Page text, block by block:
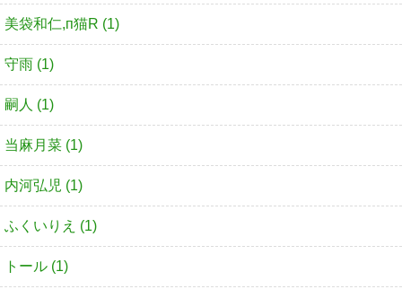
美袋和仁,п猫R (1)
守雨 (1)
嗣人 (1)
当麻月菜 (1)
内河弘児 (1)
ふくいりえ (1)
トール (1)